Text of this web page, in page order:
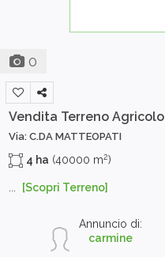
0
Vendita Terreno Agricolo
Via: C.DA MATTEOPATI
4 ha (40000 m2)
[Scopri Terreno]
Annuncio di:
carmine